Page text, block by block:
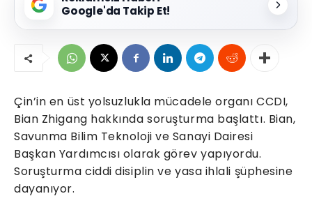
Google'da Takip Et!
Çin’in en üst yolsuzlukla mücadele organı CCDI,
Bian Zhigang hakkında soruşturma başlattı. Bian,
Savunma Bilim Teknoloji ve Sanayi Dairesi
Başkan Yardımcısı olarak görev yapıyordu.
Soruşturma ciddi disiplin ve yasa ihlali şüphesine
dayanıyor.